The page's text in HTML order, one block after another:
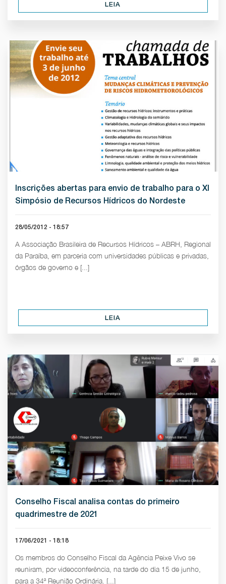
LEIA
Inscrições abertas para envio de trabalho para o XI
Simpósio de Recursos Hídricos do Nordeste
28/05/2012 - 18:57
A Associação Brasileira de Recursos Hídricos – ABRH, Regional
da Paraíba, em parceria com universidades públicas e privadas,
órgãos de governo e [...]
LEIA
Conselho Fiscal analisa contas do primeiro
quadrimestre de 2021
17/06/2021 - 18:18
Os membros do Conselho Fiscal da Agência Peixe Vivo se
reuniram, por videoconferência, na tarde do dia 15 de junho,
para a 34ª Reunião Ordinária. [...]